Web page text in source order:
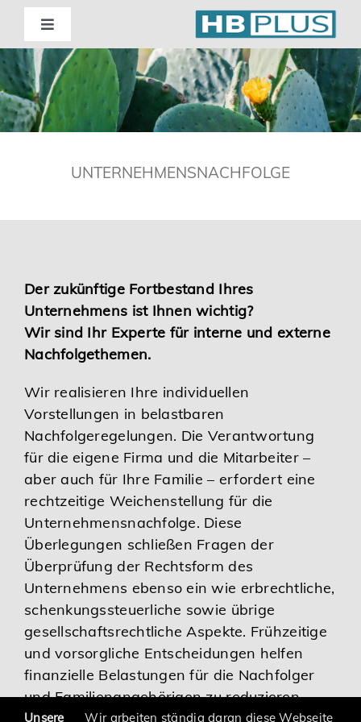
Skip
content
Toggle
Navigation
Standorte
Beratung
Wirtschaftsprüfung
Themenschwerpunkte
Digitalisierung | Steuerberatung
Karriere
Services
UNTERNEHMENSNACHFOLGE
Der zukünftige Fortbestand Ihres
Unternehmens ist Ihnen wichtig?
Wir sind Ihr Experte für interne und externe
Nachfolgethemen.
Wir realisieren Ihre individuellen
Vorstellungen in belastbaren
Nachfolgeregelungen. Die Verantwortung
für die eigene Firma und die Mitarbeiter –
aber auch für Ihre Familie – erfordert eine
rechtzeitige Weichenstellung für die
Unternehmensnachfolge. Diese
Überlegungen schließen Fragen der
Überprüfung der Rechtsform des
Unternehmens ebenso ein wie erbrechtliche,
schenkungssteuerliche sowie übrige
gesellschaftsrechtliche Aspekte. Frühzeitige
und vorsorgliche Entscheidungen helfen
finanzielle Belastungen für die Nachfolger
und Familienangehörigen zu reduzieren.
Unsere Wir arbeiten ständig daran diese Webseite